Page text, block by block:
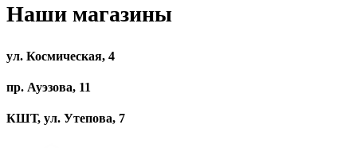
Наши магазины
ул. Космическая, 4
пр. Ауэзова, 11
КШТ, ул. Утепова, 7